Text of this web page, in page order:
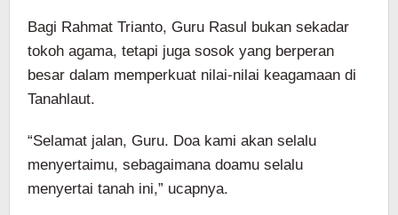
Bagi Rahmat Trianto, Guru Rasul bukan sekadar
tokoh agama, tetapi juga sosok yang berperan
besar dalam memperkuat nilai-nilai keagamaan di
Tanahlaut.
“Selamat jalan, Guru. Doa kami akan selalu
menyertaimu, sebagaimana doamu selalu
menyertai tanah ini,” ucapnya.